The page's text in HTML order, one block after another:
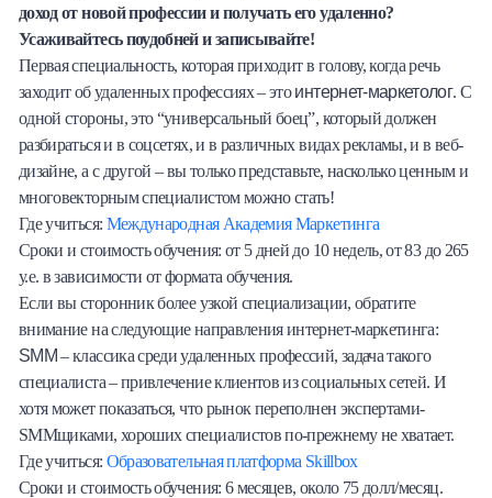
Потребительский кредит
Карта КАКТУС
Продукты для Бизнеса
доход от новой профессии и получать его удаленно?
Усаживайтесь поудобней и записывайте!
Первая специальность, которая приходит в голову, когда речь
заходит об удаленных профессиях – этоинтернет-маркетолог. С
одной стороны, это “универсальный боец”, который должен
разбираться и в соцсетях, и в различных видах рекламы, и в веб-
дизайне, а с другой – вы только представьте, насколько ценным и
многовекторным специалистом можно стать!
Где учиться: Международная Академия Маркетинга
Сроки и стоимость обучения: от 5 дней до 10 недель, от 83 до 265
у.е. в зависимости от формата обучения.
Если вы сторонник более узкой специализации, обратите
внимание на следующие направления интернет-маркетинга:
SMM– классика среди удаленных профессий, задача такого
специалиста – привлечение клиентов из социальных сетей. И
хотя может показаться, что рынок переполнен экспертами-
SMMщиками, хороших специалистов по-прежнему не хватает.
Где учиться: Образовательная платформа Skillbox
Сроки и стоимость обучения: 6 месяцев, около 75 долл/месяц.